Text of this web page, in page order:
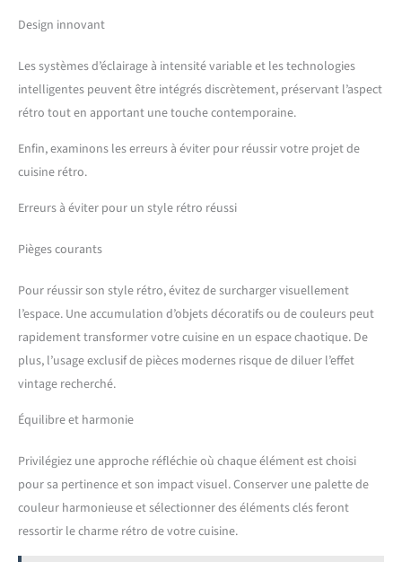
Design innovant
Les systèmes d’éclairage à intensité variable et les technologies
intelligentes peuvent être intégrés discrètement, préservant l’aspect
rétro tout en apportant une touche contemporaine.
Enfin, examinons les erreurs à éviter pour réussir votre projet de
cuisine rétro.
Erreurs à éviter pour un style rétro réussi
Pièges courants
Pour réussir son style rétro, évitez de surcharger visuellement
l’espace. Une accumulation d’objets décoratifs ou de couleurs peut
rapidement transformer votre cuisine en un espace chaotique. De
plus, l’usage exclusif de pièces modernes risque de diluer l’effet
vintage recherché.
Équilibre et harmonie
Privilégiez une approche réfléchie où chaque élément est choisi
pour sa pertinence et son impact visuel. Conserver une palette de
couleur harmonieuse et sélectionner des éléments clés feront
ressortir le charme rétro de votre cuisine.